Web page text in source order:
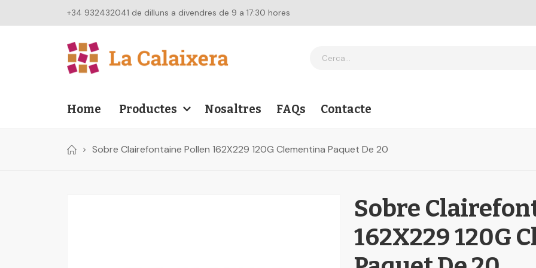
+34 932432041 de dilluns a divendres de 9 a 17:30 hores
Home Productes Nosaltres FAQs Contacte
Sobre Clairefontaine Pollen 162X229 120G Clementina Paquet De 20
Sobre
162X229 120G